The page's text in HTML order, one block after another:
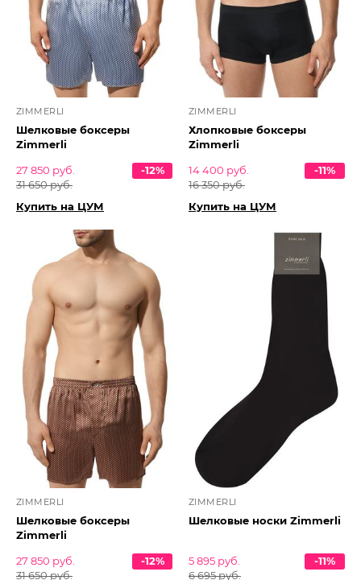
ZIMMERLI
Шелковые боксеры
Zimmerli
27 850 руб.
31 650 руб.
-12%
Купить на ЦУМ
ZIMMERLI
Хлопковые боксеры
Zimmerli
14 400 руб.
16 350 руб.
-11%
Купить на ЦУМ
ZIMMERLI
Шелковые боксеры
Zimmerli
27 850 руб.
31 650 руб.
-12%
ZIMMERLI
Шелковые носки Zimmerli
5 895 руб.
6 695 руб.
-11%